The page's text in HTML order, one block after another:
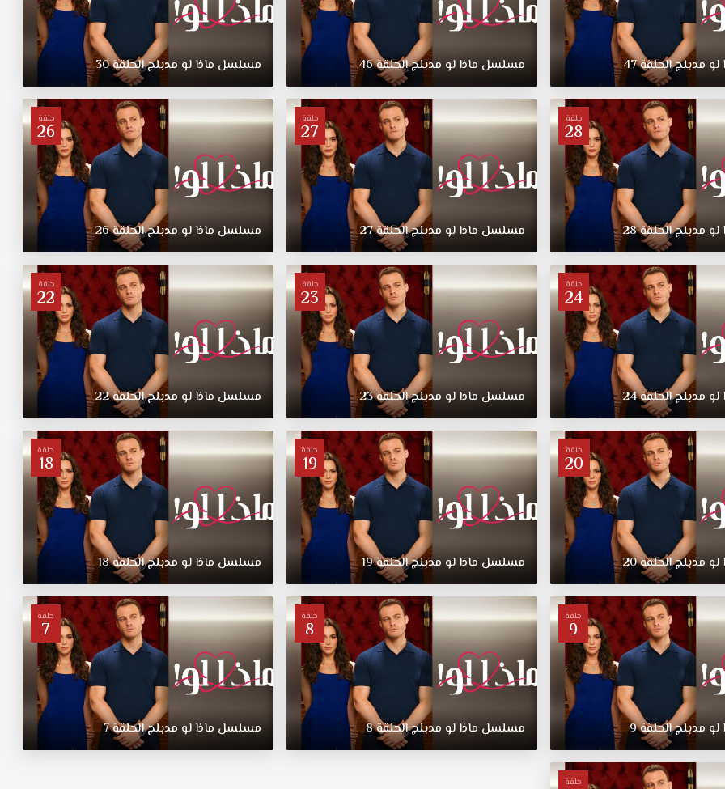
لو مدبلجالحلقة47 مسلسل ماذا لو مدبلجالحلقة46 مسلسل ماذا لو مدبلجالحلقة30
حلقة
28
لو مدبلجالحلقة28
حلقة
27
مسلسل ماذا لو مدبلجالحلقة27
حلقة
26
مسلسل ماذا لو مدبلجالحلقة26
حلقة
24
لو مدبلجالحلقة24
حلقة
23
مسلسل ماذا لو مدبلجالحلقة23
حلقة
22
مسلسل ماذا لو مدبلجالحلقة22
حلقة
20
لو مدبلجالحلقة20
حلقة
19
مسلسل ماذا لو مدبلجالحلقة19
حلقة
18
مسلسل ماذا لو مدبلجالحلقة18
حلقة
9
لو مدبلجالحلقة9
حلقة
8
مسلسل ماذا لو مدبلجالحلقة8
حلقة
7
مسلسل ماذا لو مدبلجالحلقة7
حلقة